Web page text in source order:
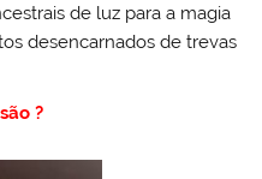
de luz para a magia
desencarnados de trevas
?